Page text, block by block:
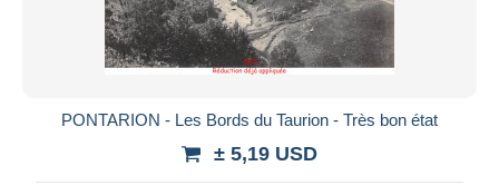
PONTARION - Les Bords du Taurion - Très bon état
± 5,19 USD